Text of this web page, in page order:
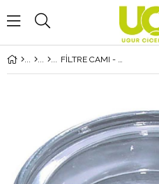
FİLTRE CAMI - KASE